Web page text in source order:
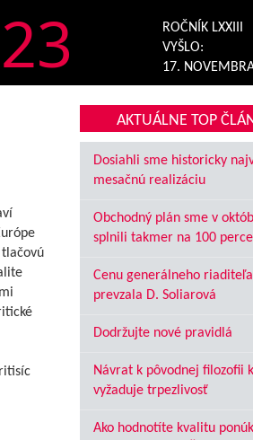
23
ROČNÍK LXXIII
VYŠLO:
17.
AKTUÁLNE TOP
Dosiahli sme historicky
mesačnú realizáciu
Obchodný plán sme v
splnili takmer na 100
Cenu generálneho riaditeľa
prevzala D. Soliarová
Dodržujte nové pravidlá
Návrat k pôvodnej filozofii
vyžaduje trpezlivosť
Ako hodnotíte kvalitu